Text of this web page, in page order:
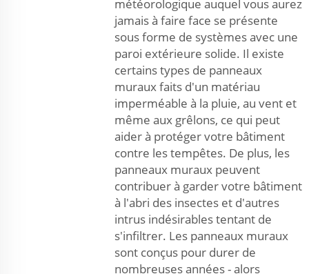
météorologique auquel vous aurez
jamais à faire face se présente
sous forme de systèmes avec une
paroi extérieure solide. Il existe
certains types de panneaux
muraux faits d'un matériau
imperméable à la pluie, au vent et
même aux grêlons, ce qui peut
aider à protéger votre bâtiment
contre les tempêtes. De plus, les
panneaux muraux peuvent
contribuer à garder votre bâtiment
à l'abri des insectes et d'autres
intrus indésirables tentant de
s'infiltrer. Les panneaux muraux
sont conçus pour durer de
nombreuses années - alors